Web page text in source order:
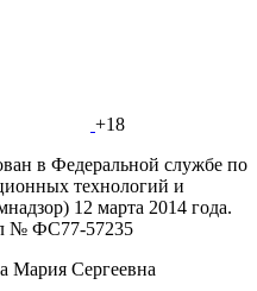
+18
в Федеральной службе по
технологий и
12 марта 2014 года.
№ ФС77-57235
Мария Сергеевна